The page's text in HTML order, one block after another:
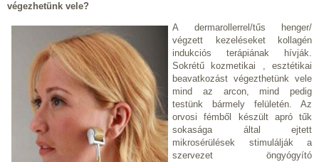
végezhetünk vele?
A dermarollerrel/tűs henger/
végzett kezeléseket kollagén
indukciós terápiának hívják.
Sokrétű kozmetikai , esztétikai
beavatkozást végezthetünk vele
mind az arcon, mind pedig
testünk bármely felületén. Az
orvosi fémből készült apró tűk
sokasága által ejtett
mikrosérülések stimulálják a
szervezet öngyógyító